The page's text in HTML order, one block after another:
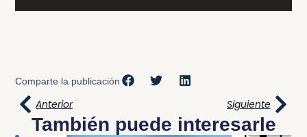
Comparte la publicación
Anterior Siguiente
También puede interesarle